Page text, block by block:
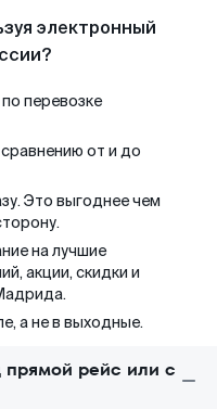
электронный
перевозке
от и до
Это выгоднее чем
на лучшие
акции, скидки и
а не в выходные.
рейс или с